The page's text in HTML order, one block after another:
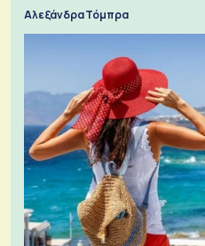
Αλεξάνδρα Τόμπρα